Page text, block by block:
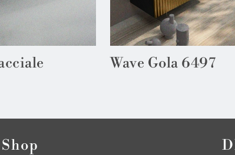
Wave Gola 6497
Shop